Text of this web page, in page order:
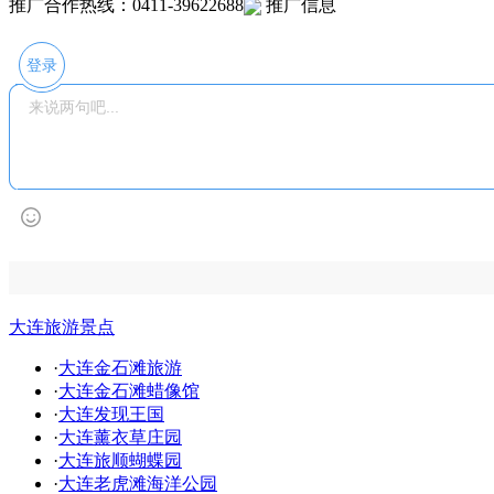
推广合作热线：0411-39622688 推广信息
登录
大连旅游景点
·大连金石滩旅游
·大连金石滩蜡像馆
·大连发现王国
·大连薰衣草庄园
·大连旅顺蝴蝶园
·大连老虎滩海洋公园